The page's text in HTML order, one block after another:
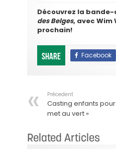
Découvrez la
des Belges, avec Wim
prochain!
Share Facebook
Précedent
Casting enfants pour
met au vert »
Related Articles